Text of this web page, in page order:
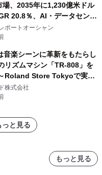
場、2035年に1,230億米ドル
20.8％、AI・データセンタ
成長を牽引
ポートオーシャン
音楽シーンに革新をもたらし
リズムマシン「TR-808」を
Roland Store Tokyoで実機
ての 記念キャンペーンを開
ジオ「NTS」の 特別プログ
トを フィーチャーしたアニ
ンを公開～
株式会社
っと見る
もっと見る